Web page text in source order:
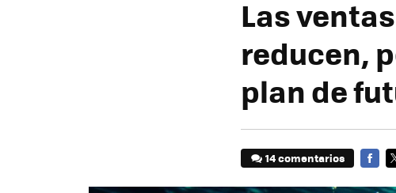
Las
reducen,
plan de
14 comentarios